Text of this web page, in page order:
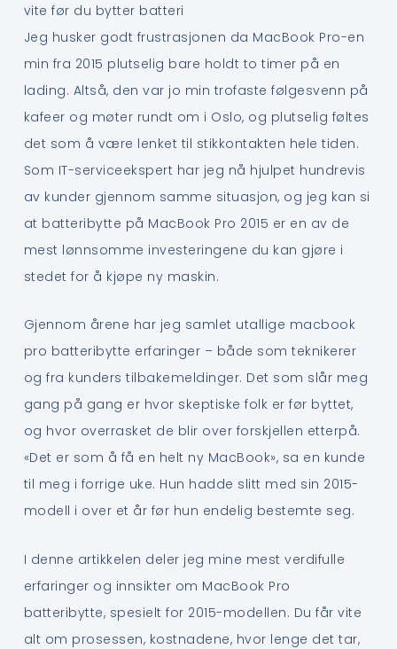
vite før du bytter batteri
Jeg husker godt frustrasjonen da MacBook Pro-en
min fra 2015 plutselig bare holdt to timer på en
lading. Altså, den var jo min trofaste følgesvenn på
kafeer og møter rundt om i Oslo, og plutselig føltes
det som å være lenket til stikkontakten hele tiden.
Som IT-serviceekspert har jeg nå hjulpet hundrevis
av kunder gjennom samme situasjon, og jeg kan si
at batteribytte på MacBook Pro 2015 er en av de
mest lønnsomme investeringene du kan gjøre i
stedet for å kjøpe ny maskin.
Gjennom årene har jeg samlet utallige macbook
pro batteribytte erfaringer – både som teknikerer
og fra kunders tilbakemeldinger. Det som slår meg
gang på gang er hvor skeptiske folk er før byttet,
og hvor overrasket de blir over forskjellen etterpå.
«Det er som å få en helt ny MacBook», sa en kunde
til meg i forrige uke. Hun hadde slitt med sin 2015-
modell i over et år før hun endelig bestemte seg.
I denne artikkelen deler jeg mine mest verdifulle
erfaringer og innsikter om MacBook Pro
batteribytte, spesielt for 2015-modellen. Du får vite
alt om prosessen, kostnadene, hvor lenge det tar,